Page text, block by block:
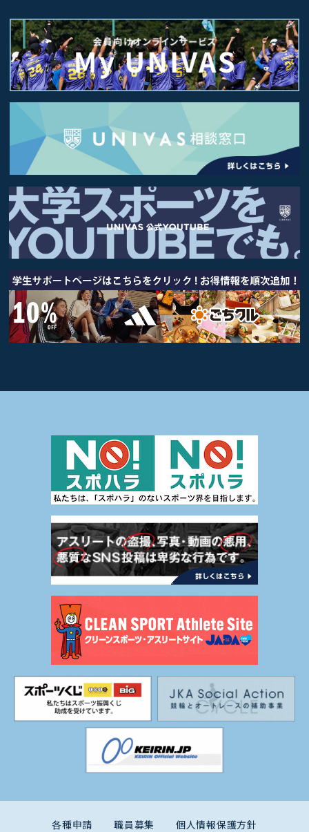
各種申請 職員募集 個人情報保護方針